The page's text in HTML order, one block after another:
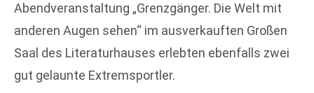
Abendveranstaltung „Grenzgänger. Die Welt mit
anderen Augen sehen“ im ausverkauften Großen
Saal des Literaturhauses erlebten ebenfalls zwei
gut gelaunte Extremsportler.